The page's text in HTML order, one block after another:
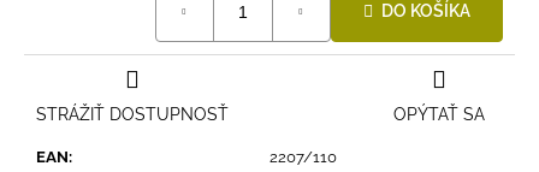
DO KOŠÍKA
EAN:
2207/110
OPÝTAŤ SA
STRÁŽIŤ DOSTUPNOSŤ